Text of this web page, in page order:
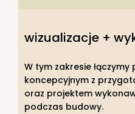
wizualizacje +
W tym zakresie
koncepcyjnym z
oraz projektem
podczas budowy.